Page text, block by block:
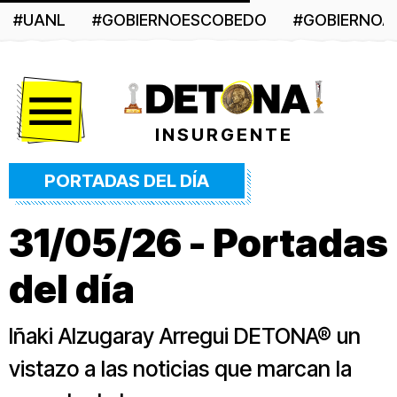
#UANL #GOBIERNOESCOBEDO
INSURGENTE
PORTADAS DEL DÍA
31/05/26 - Portadas
del día
Iñaki Alzugaray Arregui DETONA® un
vistazo a las noticias que marcan la